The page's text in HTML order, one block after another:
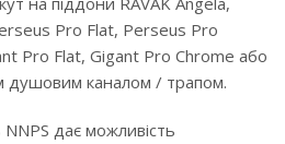
Pro Flat, Perseus Pro
Pro Flat, Gigant Pro Chrome або
душовим каналом / трапом.
дає можливість